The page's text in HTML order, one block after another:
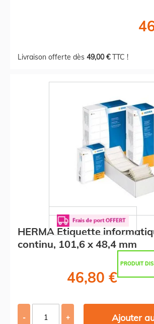
Livraison offerte dès 49,00 €TTC !
HERMA Etiquette
continu, 101,6 x 48,4 mm
PRODUIT
46,80 €
- + Ajouter